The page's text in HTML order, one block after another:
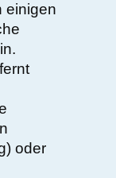
einigen
oder